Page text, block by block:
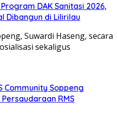
DAK Sanitasi 2026,
Dibangun di Lilirilau
Suwardi Haseng, secara
sekaligus
Community Soppeng
RMS